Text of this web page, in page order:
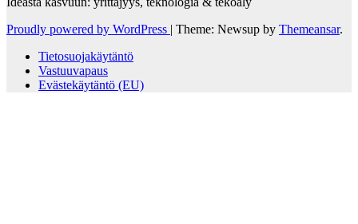
Proudly powered by WordPress | Theme: Newsup by Themeansar.
Tietosuojakäytäntö
Vastuuvapaus
Evästekäytäntö (EU)